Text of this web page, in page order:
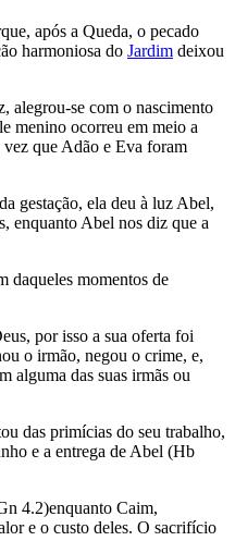
após a Queda, o pecado
harmoniosa do Jardim deixou
alegrou-se com o nascimento
menino ocorreu em meio a
que Adão e Eva foram
gestação, ela deu à luz Abel,
enquanto Abel nos diz que a
daqueles momentos de
por isso a sua oferta foi
o irmão, negou o crime, e,
alguma das suas irmãs ou
das primícias do seu trabalho,
e a entrega de Abel (Hb
4.2)enquanto Caim,
e o custo deles. O sacrifício